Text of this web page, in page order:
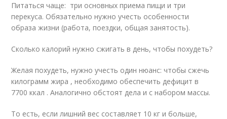
Питаться чаще: три основных приема пищи и три
перекуса. Обязательно нужно учесть особенности
образа жизни (работа, поездки, общая занятость).
Сколько калорий нужно сжигать в день, чтобы похудеть?
Желая похудеть, нужно учесть один нюанс: чтобы сжечь
килограмм жира , необходимо обеспечить дефицит в
7700 ккал . Аналогично обстоят дела и с набором массы.
То есть, если лишний вес составляет 10 кг и больше,